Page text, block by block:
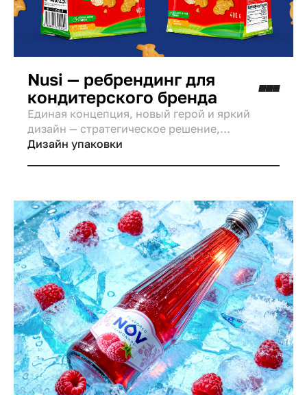
Nusi — ребрендинг для
кондитерского бренда
Единая концепция, новый герой и яркий
дизайн — стратегическое решение,
направленное на увеличение продаж.
Дизайн упаковки